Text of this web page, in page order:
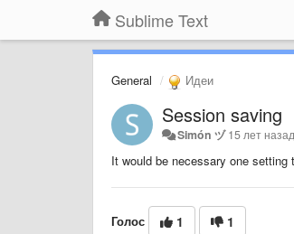
Sublime Text
General Идеи
Session saving
Simón ヅ15 лет назад
It would be necessary one
Голос 1 1